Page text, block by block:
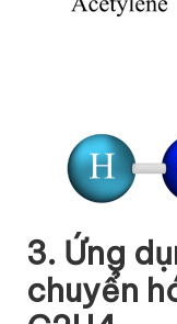
3. Ứng
chuyển